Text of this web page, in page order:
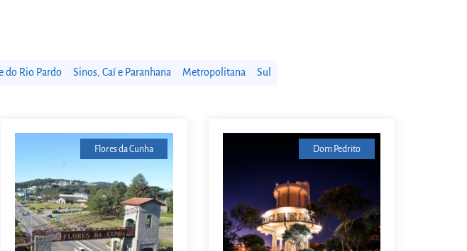
do Rio Pardo Sinos, Caí e Paranhana Metropolitana Sul
Flores da Cunha Dom Pedrito